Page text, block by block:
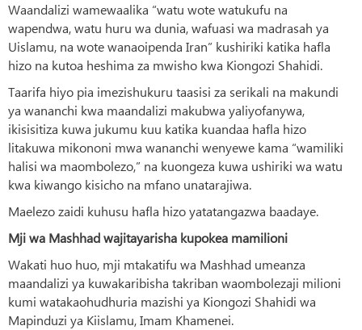
Waandalizi wamewaalika “watu wote watukufu na
wapendwa, watu huru wa dunia, wafuasi wa madrasah ya
Uislamu, na wote wanaoipenda Iran” kushiriki katika hafla
hizo na kutoa heshima za mwisho kwa Kiongozi Shahidi.
Taarifa hiyo pia imezishukuru taasisi za serikali na makundi
ya wananchi kwa maandalizi makubwa yaliyofanywa,
ikisisitiza kuwa jukumu kuu katika kuandaa hafla hizo
litakuwa mikononi mwa wananchi wenyewe kama “wamiliki
halisi wa maombolezo,” na kuongeza kuwa ushiriki wa watu
kwa kiwango kisicho na mfano unatarajiwa.
Maelezo zaidi kuhusu hafla hizo yatatangazwa baadaye.
Mji wa Mashhad wajitayarisha kupokea mamilioni
Wakati huo huo, mji mtakatifu wa Mashhad umeanza
maandalizi ya kuwakaribisha takriban waombolezaji milioni
kumi watakaohudhuria mazishi ya Kiongozi Shahidi wa
Mapinduzi ya Kiislamu, Imam Khamenei.